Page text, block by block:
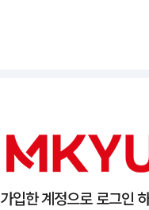
가입한 계정으로 로그인